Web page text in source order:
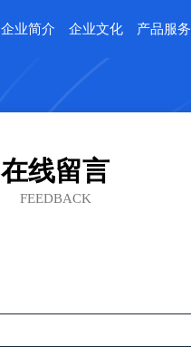
企业简介 企业文化 产品服务
在线留言
FEEDBACK